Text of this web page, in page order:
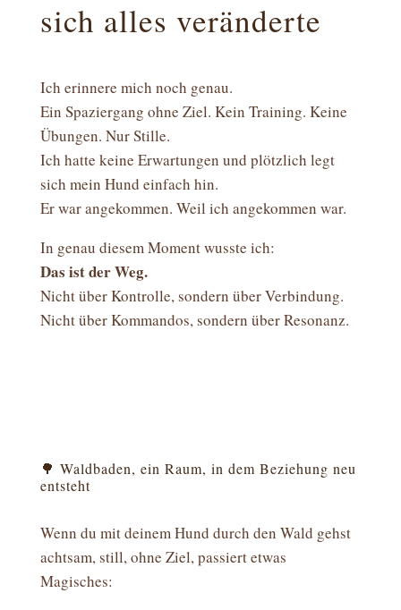
sich alles veränderte
Ich erinnere mich noch genau.
Ein Spaziergang ohne Ziel. Kein Training. Keine
Übungen. Nur Stille.
Ich hatte keine Erwartungen und plötzlich legt
sich mein Hund einfach hin.
Er war angekommen. Weil ich angekommen war.
In genau diesem Moment wusste ich:
Das ist der Weg.
Nicht über Kontrolle, sondern über Verbindung.
Nicht über Kommandos, sondern über Resonanz.
🌳 Waldbaden, ein Raum, in dem Beziehung neu
entsteht
Wenn du mit deinem Hund durch den Wald gehst
achtsam, still, ohne Ziel, passiert etwas
Magisches: